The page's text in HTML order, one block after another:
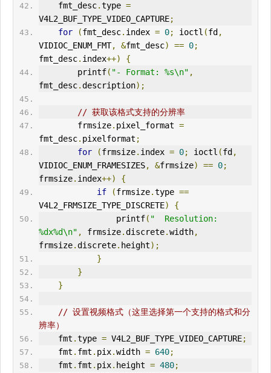
    fmt_desc
.type =
V4L2_BUF_TYPE_VIDEO_CAPTURE;
for
(fmt_desc. index = 0; ioctl (fd ,
VIDIOC_ENUM_FMT, &fmt_desc) == 0;
fmt_desc. index++)
{
        printf
( "- Format: %s\n" ,
fmt_desc.description);
// 获取该格式支持的分辨率
        frmsize
. pixel_format =
fmt_desc. pixelformat ;
for
(frmsize. index = 0; ioctl (fd ,
VIDIOC_ENUM_FRAMESIZES, &frmsize) == 0;
frmsize. index++)
{
if
(frmsize.type ==
V4L2_FRMSIZE_TYPE_DISCRETE)
{
                printf
( "  Resolution:
%dx%d\n" , frmsize.discrete.width,
frmsize.discrete. height);
}
}
}
// 设置视频格式（这里选择第一个支持的格式和分
辨率）
    fmt
.type = V4L2_BUF_TYPE_VIDEO_CAPTURE;
    fmt
. fmt . pix.width = 640;
    fmt
. fmt . pix. height = 480;